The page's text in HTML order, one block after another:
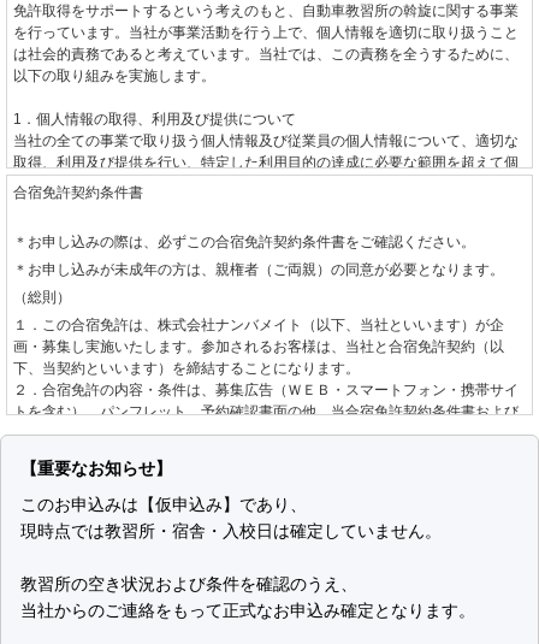
免許取得をサポートするという考えのもと、自動車教習所の斡旋に関する事業
を行っています。当社が事業活動を行う上で、個人情報を適切に取り扱うこと
は社会的責務であると考えています。当社では、この責務を全うするために、
以下の取り組みを実施します。
1．個人情報の取得、利用及び提供について
当社の全ての事業で取り扱う個人情報及び従業員の個人情報について、適切な
取得、利用及び提供を行い、特定した利用目的の達成に必要な範囲を超えて個
人情報を取り扱うことはありません。利用目的を超えて個人情報の取り扱いを
2．個人情報に関する法令や指針、規範について
個人情報に関する法令・国が定める指針その他の規範を守ります。
3．個人情報の安全管理について
個人情報への不正アクセスや、個人情報の漏えい、紛失、破壊、改ざん等に対
して、合理的な防止並びに是正措置を行います。
4．個人情報に関する苦情及び相談について
5．個人情報保護の取り組み（個人情報保護マネジメントシステム）について
す。
制定日 2001年6月1日
株式会社ナンバメイト
代表取締役 時野 学
合宿免許契約条件書
＊お申し込みの際は、必ずこの合宿免許契約条件書をご確認ください。
＊お申し込みが未成年の方は、親権者（ご両親）の同意が必要となります。
（総則）
１．この合宿免許は、株式会社ナンバメイト（以下、当社といいます）が企
画・募集し実施いたします。参加されるお客様は、当社と合宿免許契約（以
下、当契約といいます）を締結することになります。
２．合宿免許の内容・条件は、募集広告（ＷＥＢ・スマートフォン・携帯サイ
トを含む）、パンフレット、予約確認書面の他、当合宿免許契約条件書および
標準旅行業約款募集企画旅行契約の部によります。
（お申し込みとご契約の成立）
の希望を承り、道路交通法、自動車教習所個別規約、空席状況を確認し、当社
が手配を承諾する旨をお客様へ回答した後、お客様からお申し込みをいただき
ただきます。
２．お申し込み後、当社が指定する期日までにお客様が申込金または教習料金
全額をお支払いいただいた場合に当契約の成立として取り扱います。「お客様
【重要なお知らせ】
このお申込みは【仮申込み】であり、
現時点では教習所・宿舎・入校日は確定していません。
教習所の空き状況および条件を確認のうえ、
当社からのご連絡をもって正式なお申込み確定となります。